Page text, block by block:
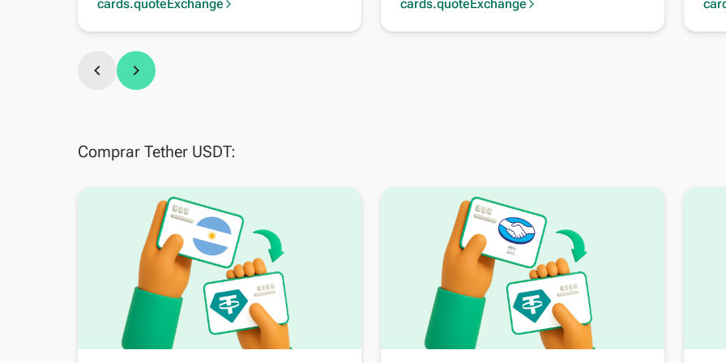
Argentina
cards.quoteExchange arrow_forward_ios cards.quoteExchange arrow_forward_ios
chevron_left chevron_right
Comprar Tether USDT: